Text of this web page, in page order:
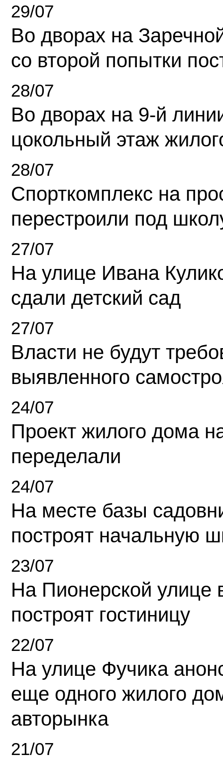
29/07
Во дворах на
со второй попытки
28/07
Во дворах на 9-й
цокольный этаж
28/07
Спорткомплекс на
перестроили под
27/07
На улице Ивана
сдали детский сад
27/07
Власти не будут
выявленного
24/07
Проект жилого дома
переделали
24/07
На месте базы
построят начальную
23/07
На Пионерской улице
построят гостиницу
22/07
На улице Фучика
еще одного жилого
авторынка
21/07